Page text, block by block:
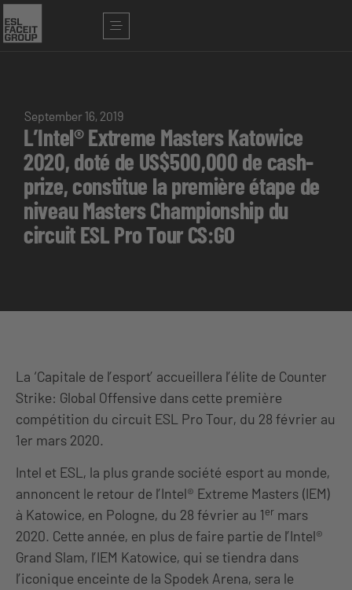
September 16, 2019
L’Intel® Extreme Masters Katowice
2020, doté de US$500,000 de cash-
prize, constitue la première étape de
niveau Masters Championship du
circuit ESL Pro Tour CS:GO
La ‘Capitale de l’esport’ accueillera l’élite de Counter
Strike: Global Offensive dans cette première
compétition du circuit ESL Pro Tour, du 28 février au
1er mars 2020.
Intel et ESL, la plus grande société esport au monde,
annoncent le retour de l’Intel® Extreme Masters (IEM)
à Katowice, en Pologne, du 28 février au 1er mars
2020. Cette année, en plus de faire partie de l’Intel®
Grand Slam, l’IEM Katowice, qui se tiendra dans
l’iconique enceinte de la Spodek Arena, sera le